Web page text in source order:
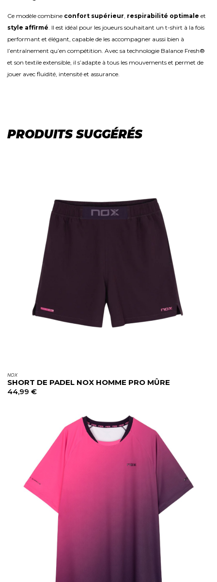
Ce modèle combine confort supérieur, respirabilité optimale et
style affirmé. Il est idéal pour les joueurs souhaitant un t-shirt à la fois
performant et élégant, capable de les accompagner aussi bien à
l’entraînement qu’en compétition. Avec sa technologie Balance Fresh®
et son textile extensible, il s’adapte à tous les mouvements et permet de
jouer avec fluidité, intensité et assurance.
PRODUITS SUGGÉRÉS
NOX
SHORT DE PADEL NOX HOMME PRO MÛRE
44,99 €